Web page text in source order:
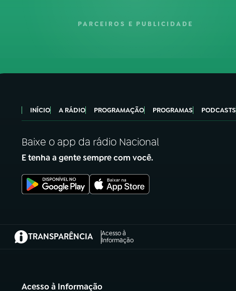
PARCEIROS E PUBLICIDADE
INÍCIO A RÁDIO PROGRAMAÇÃO PROGRAMAS PODCASTS
Baixe o app da rádio Nacional
E tenha a gente sempre com você.
TRANSPARÊNCIA
Acesso à
Informação
(abre em nova aba)
Acesso à Informação